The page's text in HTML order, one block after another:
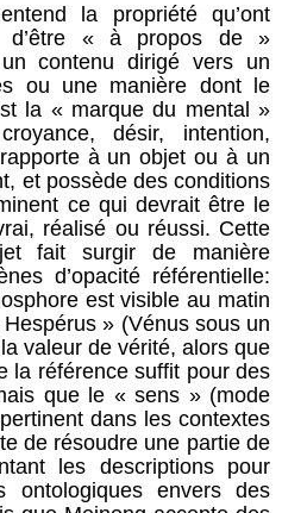
la propriété qu’ont
d’être « à propos de »
contenu dirigé vers un
ou une manière dont le
la « marque du mental »
désir, intention,
à un objet ou à un
et possède des conditions
ce qui devrait être le
réalisé ou réussi. Cette
fait surgir de manière
d’opacité référentielle:
est visible au matin
» (Vénus sous un
valeur de vérité, alors que
la référence suffit pour des
que le « sens » (mode
dans les contextes
de résoudre une partie de
les descriptions pour
ontologiques envers des